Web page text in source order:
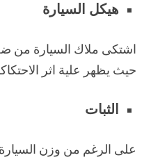
هيكل السيارة
اشتكى ملاك السيارة من
حيث يظهر علية اثر
الثبات